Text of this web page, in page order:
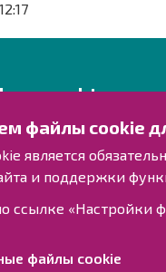
файлы cookie
является
и поддержки
ссылке «Настройки
файлы cookie
(коммутатор)